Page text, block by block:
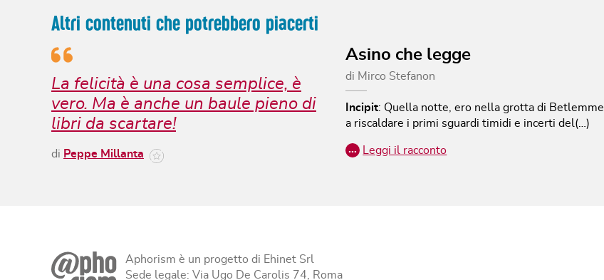
Altri contenuti che potrebbero piacerti
La felicità è una cosa semplice, è
vero. Ma è anche un baule pieno di
libri da scartare!
di Peppe Millanta
Asino che legge
di Mirco Stefanon
Incipit: Quella notte, ero nella grotta di Betlemme
a riscaldare i primi sguardi timidi e incerti del(…)
… Leggi il racconto
Aphorism è un progetto di Ehinet Srl
Sede legale: Via Ugo De Carolis 74, Roma